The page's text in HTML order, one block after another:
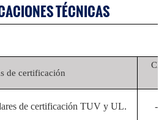
TÉCNICAS
de certificación
de certificación TUV y UL. -